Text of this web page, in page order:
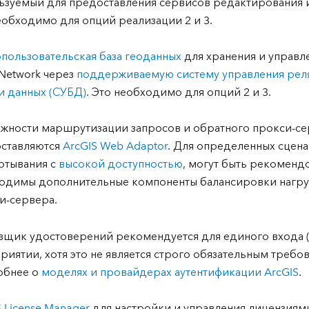
для опций реализации 2 и 3.
база геоданныхдля хранения и
через поддерживаемую систему управления
данных (СУБД). Это необходимо для опций 2 и 3.
маршрутизации запросов и обратного прокси-
ArcGIS Web Adaptor. Для определенных
с высокой доступностью, могут быть
дополнительные компоненты балансировки
сервера.
удостоверений рекомендуется для единого входа
хотя это не является строго обязательным
о моделях и провайдерах аутентификации ArcGIS.